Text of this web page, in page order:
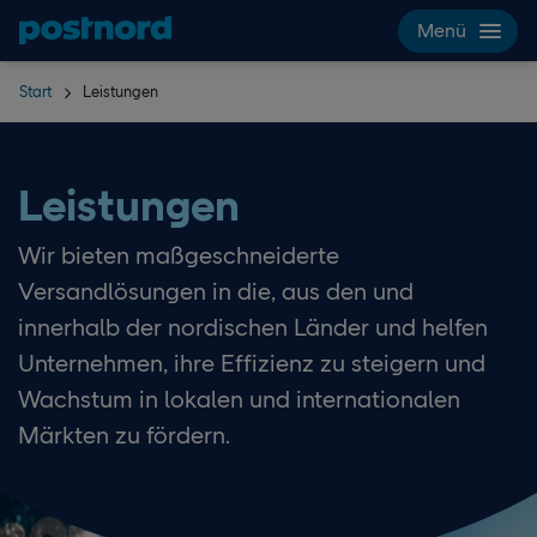
Hoppa över navigering och sök
Menü
Start Leistungen
Leistungen
Wir bieten maßgeschneiderte
Versandlösungen in die, aus den und
innerhalb der nordischen Länder und helfen
Unternehmen, ihre Effizienz zu steigern und
Wachstum in lokalen und internationalen
Märkten zu fördern.